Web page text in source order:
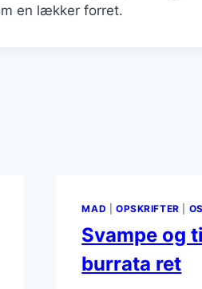
en lækker forret.
MAD OPSKRIFTER
Svampe og
burrata ret